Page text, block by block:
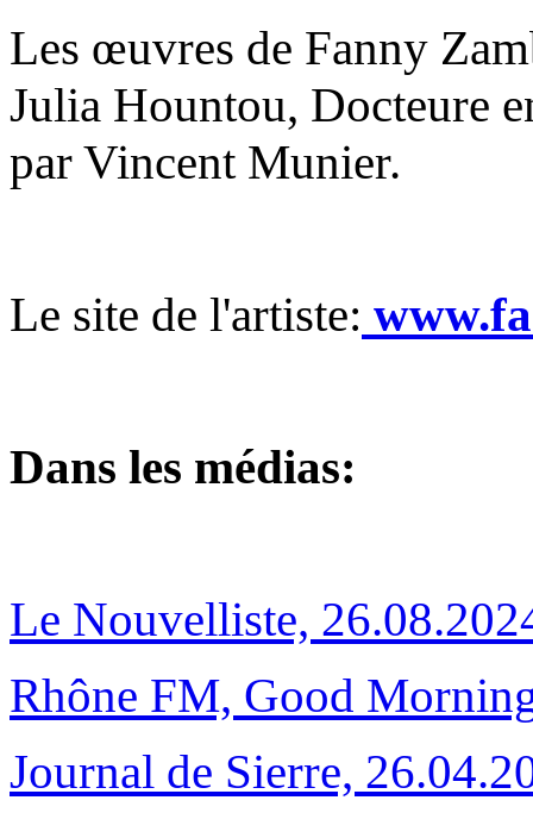
Les œuvres de Fanny
Julia Hountou, Docteure
par Vincent Munier.
Le site de l'artiste:
Dans les médias:
Le Nouvelliste,
Rhône FM, Good
Journal de Sierre,